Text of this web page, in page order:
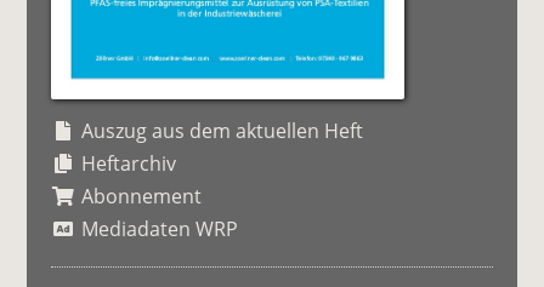
Auszug aus dem aktuellen Heft
Heftarchiv
Abonnement
Mediadaten WRP